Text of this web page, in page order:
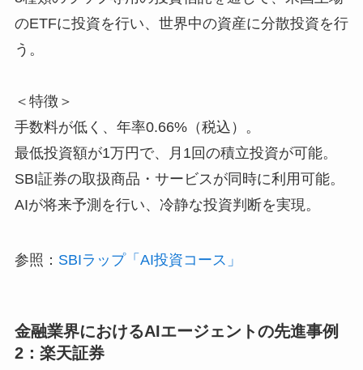
のETFに投資を行い、世界中の資産に分散投資を行
う。
＜特徴＞
手数料が低く、年率0.66%（税込）。
最低投資額が1万円で、月1回の積立投資が可能。
SBI証券の取扱商品・サービスが同時に利用可能。
AIが将来予測を行い、冷静な投資判断を実現。
参照： SBIラップ「AI投資コース」
金融業界におけるAIエージェントの先進事例
2：楽天証券